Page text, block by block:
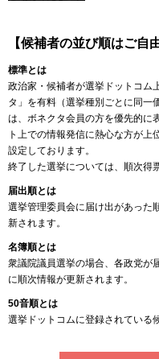
【候補者の並び順はご自
標準とは
政治家・候補者が選挙ドットコム
タ」を有料（選挙種別ごとに同一
は、ボネクタ会員の方を優先的に
ト上での情報発信に熱心な方が
設定しております。
終了した選挙については、順次得
届出順とは
選挙管理委員会に届け出があった
新されます。
名簿順とは
衆議院議員選挙の場合、各政党が
に順次情報が更新されます。
50音順とは
選挙ドットコムに登録されている